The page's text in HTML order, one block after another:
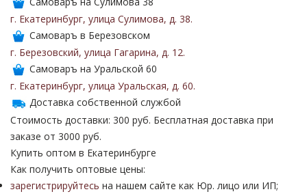
г. Екатеринбург, улица Сулимова, д. 38.
Самоваръ в Березовском
г. Березовский, улица Гагарина, д. 12.
Самоваръ на Уральской 60
г. Екатеринбург, улица Уральская, д. 60.
Доставка собственной службой
Стоимость доставки: 300 руб. Бесплатная доставка при
заказе от 3000 руб.
Купить оптом в Екатеринбурге
Как получить оптовые цены:
зарегистрируйтесь на нашем сайте как Юр. лицо или ИП;